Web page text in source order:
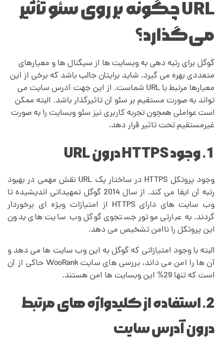
URL چگونه بر روی سئو تأثیر
می‌گذارد؟
گوگل برای رتبه دهی به وبسایت ها از سیگنال ها و معیارهای
متعددی بهره می گیرد. شاید برایتان جالب باشد که برخی از این
معیارها مرتبط با URL شماست. از این جهت آدرس سایت می
تواند به صورت مستقیم بر سئو آن تاثیرگذار باشد. البته ممکن
است عواملی همچون تجربه کاربری نیز سئو وبسایت را به صورت
غیرمستقیم تحت تاثیر قرار دهد.
1. وجود HTTPS درون URL
وجود پروتکل HTTPS در ساختار یک URL نقش مهمی در بهبود
رتبه آن ایفا می کند. از سال 2014 گوگل تمهیداتی اندیشیده تا
وب سایت های دارای HTTPS از امتیازات ویژه ای برخوردار
گردند. به عبارتی موتور جستجوی گوگل وب سایت های بدون
این پروتکل را ناامن تشخیص می دهد.
البته با وجود امتیازاتی که گوگل به این وب سایت ها می دهد و
آن ها را امن می داند، بررسی های سایت WooRank حاکی از آن
است که تنها 29% این وبسایت ها امن هستند.
2. استفاده از کلیدواژه های مرتبط
درون آدرس سایت